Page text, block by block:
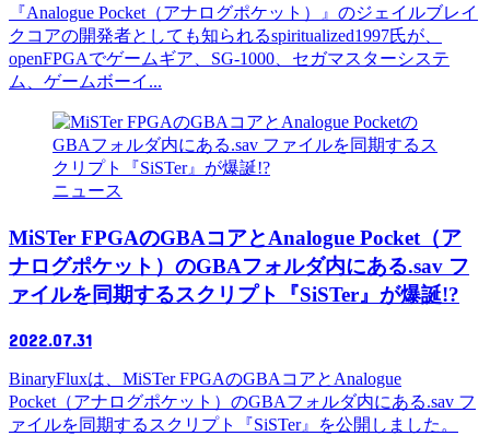
『Analogue Pocket（アナログポケット）』のジェイルブレイ
クコアの開発者としても知られるspiritualized1997氏が、
openFPGAでゲームギア、SG-1000、セガマスターシステ
ム、ゲームボーイ...
ニュース
MiSTer FPGAのGBAコアとAnalogue Pocket（ア
ナログポケット）のGBAフォルダ内にある.sav フ
ァイルを同期するスクリプト『SiSTer』が爆誕!?
2022.07.31
BinaryFluxは、MiSTer FPGAのGBAコアとAnalogue
Pocket（アナログポケット）のGBAフォルダ内にある.sav フ
ァイルを同期するスクリプト『SiSTer』を公開しました。